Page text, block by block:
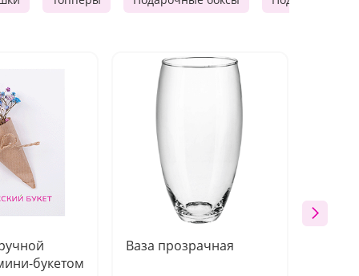
букетом
Ваза прозрачная